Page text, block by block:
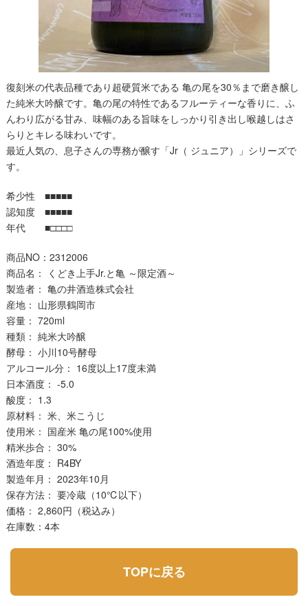
復刻米の代表品種であり超硬質米である 亀の尾を30％まで磨き醸し
た純米大吟醸です。亀の尾の特性であるフルーティーな香りに、 ふ
んわり広がる甘み、味幅のある旨味をしっかり引き出し喉越しはさ
らりとキレる味わいです。
最近人気の、息子さんの専務が醸す「Jr（ ジュニア）」シリーズで
す。
希少性 ■■■■■
認知度 ■■■■■
年代 ■□□□□
商品NO：2312006
商品名：
くどき上手Jr.と亀 ～限定酒～
製造者： 亀の井酒造株式会社
産地： 山形県鶴岡市
容量： 720ml
種類： 純米大吟醸
酵母： 小川10号酵母
アルコール分： 16度以上17度未満
日本酒度： -5.0
酸度： 1.3
原材料： 米、米こうじ
使用米： 国産米 亀の尾100%使用
精米歩合： 30%
酒造年度： R4BY
製造年月： 2023年10月
保存方法： 要冷蔵（10℃以下）
価格： 2,860円（税込み）
在庫数：4本
TOPに戻る